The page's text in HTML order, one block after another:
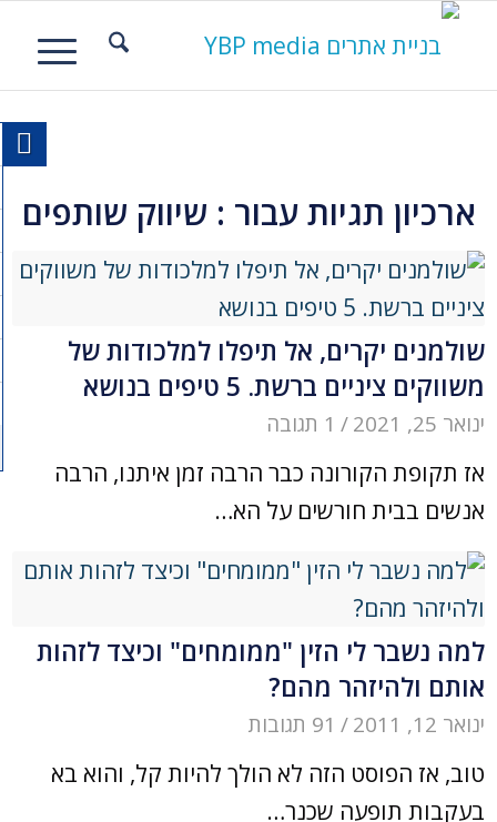
ארכיון תגיות עבור : שיווק שותפים
שולמנים יקרים, אל תיפלו למלכודות של
משווקים ציניים ברשת. 5 טיפים בנושא
ינואר 25, 2021 / 1 תגובה
אז תקופת הקורונה כבר הרבה זמן איתנו, הרבה
אנשים בבית חורשים על הא…
למה נשבר לי הזין "ממומחים" וכיצד לזהות
אותם ולהיזהר מהם?
ינואר 12, 2011 / 91 תגובות
טוב, אז הפוסט הזה לא הולך להיות קל, והוא בא
בעקבות תופעה שכנר…